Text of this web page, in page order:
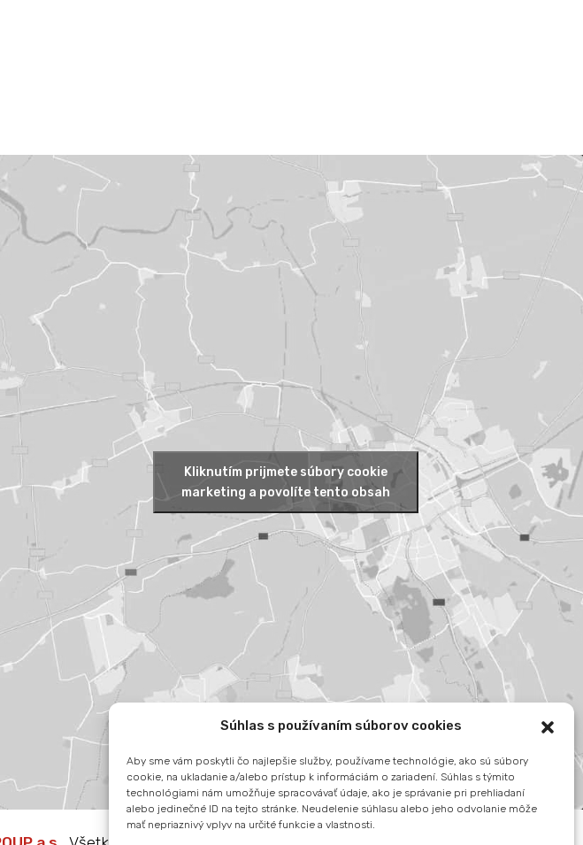
Súhlas s používaním súborov cookies
Aby sme vám poskytli čo najlepšie služby, používame technológie, ako sú súbory
cookie, na ukladanie a/alebo prístup k informáciám o zariadení. Súhlas s týmito
technológiami nám umožňuje spracovávať údaje, ako je správanie pri prehliadaní
alebo jedinečné ID na tejto stránke. Neudelenie súhlasu alebo jeho odvolanie môže
mať nepriaznivý vplyv na určité funkcie a vlastnosti.
Kliknutím prijmete súbory cookie
marketing a povolíte tento obsah